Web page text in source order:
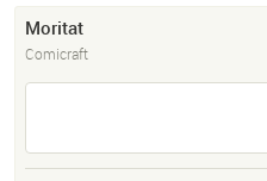
Moritat
Comicraft